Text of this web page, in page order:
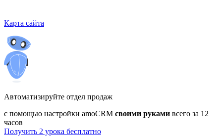
Карта сайта
Автоматизируйте отдел продаж
с помощью настройки amoCRM своими руками всего за 12
часов
Получить 2 урока бесплатно